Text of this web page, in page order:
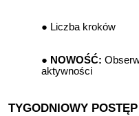
Liczba kroków
NOWOŚĆ:
aktywności
TYGODNIOWY POSTĘP